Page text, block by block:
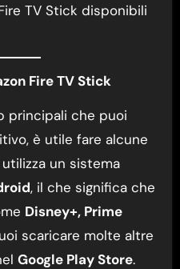
TV Stick disponibili
Fire TV Stick
principali che puoi
è utile fare alcune
un sistema
, il che significa che
Disney+, Prime
scaricare molte altre
Google Play Store.